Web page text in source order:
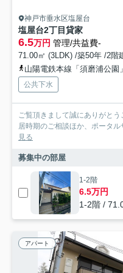
神戸市垂水区塩屋台
塩屋台2丁目貸家
6.5万円 管理/共益費-
71.00㎡ (3LDK) /築50年 /2階
山陽電鉄本線「須磨浦公園
公共下水
ご覧頂きまして誠にありがと
居時期のご相談ほか、ポータ
見る
募集中の部屋
1-2階
6.5万円
1-2階 /
アパート